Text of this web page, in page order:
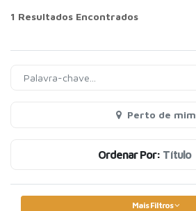
1 Resultados Encontrados
Perto de mim
Ordenar Por: Título
Mais Filtros